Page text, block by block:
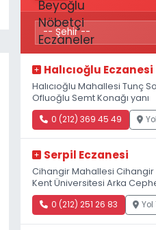
Halıcıoğlu Eczanesi
Halıcıoğlu Mahallesi Tunç
Ofluoğlu Semt Konağı yanı
0 (212) 369 45 49
Serpil Eczanesi
Cihangir Mahallesi
Kent Üniversitesi Arka
0 (212) 251 26 83 Yol